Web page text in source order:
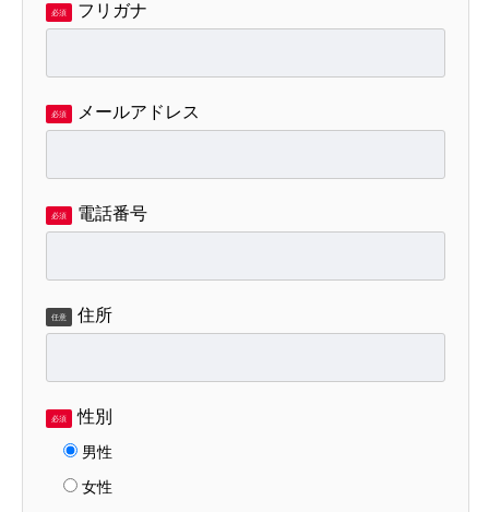
必須 フリガナ
必須 メールアドレス
必須 電話番号
任意 住所
必須 性別
男性
女性